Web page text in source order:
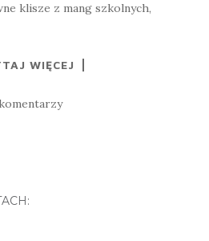
klisze z mang szkolnych,
WIĘCEJ